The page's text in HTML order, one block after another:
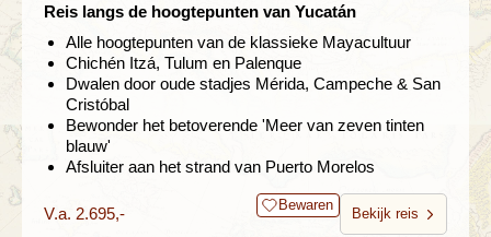
Reis langs de hoogtepunten van Yucatán
Alle hoogtepunten van de klassieke Mayacultuur
Chichén Itzá, Tulum en Palenque
Dwalen door oude stadjes Mérida, Campeche & San
Cristóbal
Bewonder het betoverende 'Meer van zeven tinten
blauw'
Afsluiter aan het strand van Puerto Morelos
V.a. 2.695,- Bewaren
Bekijk reis